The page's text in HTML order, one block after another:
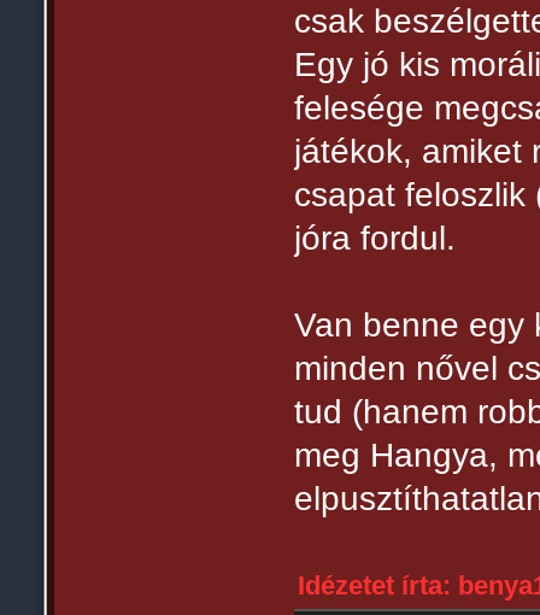
csak
Egy jó kis
felesége
játékok, amiket
csapat feloszlik
jóra fordul.
Van benne egy
minden nővel
tud (hanem
meg Hangya,
Idézetet írta: